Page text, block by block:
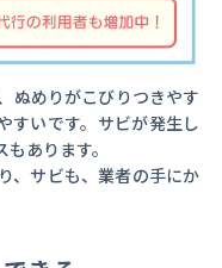
ぬめりがこびりつきやす
すいです。サビが発生し
あります。
、サビも、業者の手にか